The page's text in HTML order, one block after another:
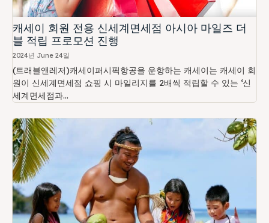
캐세이 회원 전용 신세계면세점 아시아 마일즈 더
블 적립 프로모션 진행
2024년 June 24일
(트래블앤레저)캐세이퍼시픽항공을 운항하는 캐세이는 캐세이 회
원이 신세계면세점 쇼핑 시 마일리지를 2배씩 적립할 수 있는 ‘신
세계면세점과...